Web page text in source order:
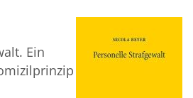
Ein